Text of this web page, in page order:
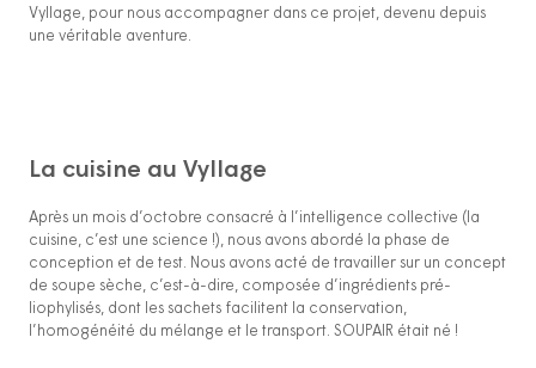
Vyllage, pour nous accompagner dans ce projet, devenu depuis
une véritable aventure.
La cuisine au Vyllage
Après un mois d’octobre consacré à l’intelligence collective (la
cuisine, c’est une science !), nous avons abordé la phase de
conception et de test. Nous avons acté de travailler sur un concept
de soupe sèche, c’est-à-dire, composée d’ingrédients pré-
liophylisés, dont les sachets facilitent la conservation,
l’homogénéité du mélange et le transport. SOUPAIR était né !